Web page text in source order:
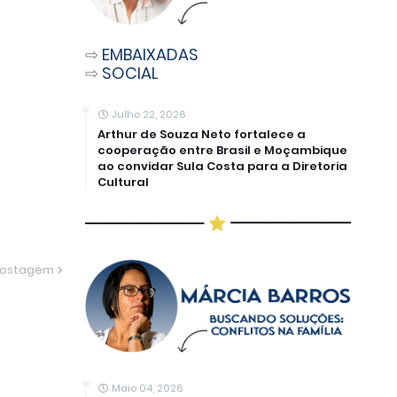
⇨ EMBAIXADAS
⇨ SOCIAL
Julho 22, 2026
Arthur de Souza Neto fortalece a
cooperação entre Brasil e Moçambique
ao convidar Sula Costa para a Diretoria
Cultural
Maio 04, 2026